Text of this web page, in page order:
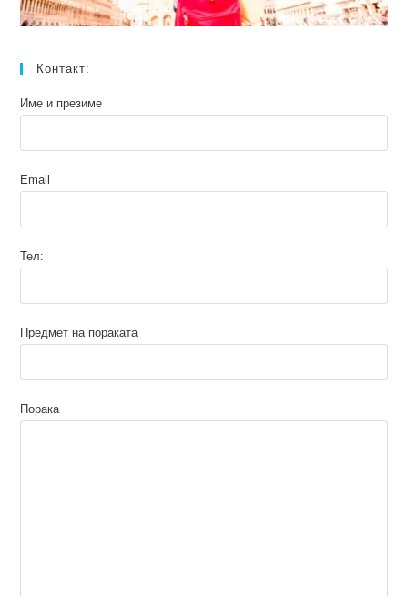
Контакт:
Име и презиме
Email
Тел:
Предмет на пораката
Порака